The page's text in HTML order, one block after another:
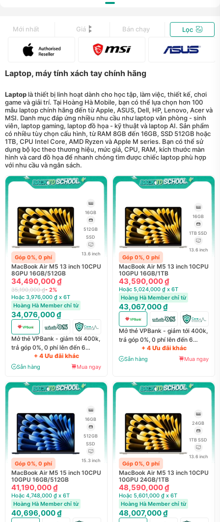
Mới nhất Giá Bán chạy Lọc
Laptop, máy tính xách tay chính hãng
Laptop là thiết bị linh hoạt dành cho học tập, làm việc, thiết kế, chơi
game và giải trí. Tại Hoàng Hà Mobile, bạn có thể lựa chọn hơn 100
mẫu laptop chính hãng đến từ Apple, ASUS, Dell, HP, Lenovo, Acer và
MSI. Danh mục đáp ứng nhiều nhu cầu như laptop văn phòng - sinh
viên, laptop gaming, laptop đồ họa - kỹ thuật và laptop AI. Sản phẩm
có nhiều tùy chọn cấu hình, từ RAM 8GB đến 16GB, SSD 512GB hoặc
1TB, CPU Intel Core, AMD Ryzen và Apple M series. Bạn có thể sử
dụng bộ lọc theo thương hiệu, mức giá, CPU, RAM, kích thước màn
hình và card đồ họa để nhanh chóng tìm được chiếc laptop phù hợp
với nhu cầu và ngân sách.
Góp 0%, 0 phí
16GB
512GB
SSD
13.6 inch
MacBook Air M5 13 inch 10CPU
8GPU 16GB/512GB
34,490,000 ₫
35,190,000 ₫- 2%
Hoặc 3,976,000 ₫ x 6T
Hoàng Hà Member chỉ từ
34,076,000 ₫
Mở thẻ VPBank - giảm tới 400k,
trả góp 0%, 0 phí lên đến 6
+ 4 Ưu đãi khác
Sẵn hàng Mua ngay
Góp 0%, 0 phí
16GB
1TB SSD
13.6 inch
MacBook Air M5 13 inch 10CPU
10GPU 16GB/1TB
43,590,000 ₫
Hoặc 5,024,000 ₫ x 6T
Hoàng Hà Member chỉ từ
43,067,000 ₫
Mở thẻ VPBank - giảm tới 400k,
trả góp 0%, 0 phí lên đến 6
+ 4 Ưu đãi khác
Sẵn hàng Mua ngay
Góp 0%, 0 phí
16GB
512GB
SSD
15.3 inch
MacBook Air M5 15 inch 10CPU
10GPU 16GB/512GB
41,190,000 ₫
Hoặc 4,748,000 ₫ x 6T
Hoàng Hà Member chỉ từ
40,696,000 ₫
Góp 0%, 0 phí
24GB
1TB SSD
13.6 inch
MacBook Air M5 13 inch 10CPU
10GPU 24GB/1TB
48,590,000 ₫
Hoặc 5,601,000 ₫ x 6T
Hoàng Hà Member chỉ từ
48,007,000 ₫